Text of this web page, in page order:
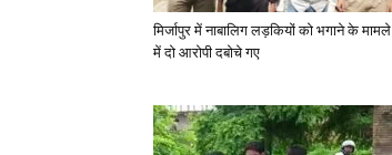
मिर्जापुर में नाबालिग लड़कियों को भगाने के मामले
में दो आरोपी दबोचे गए